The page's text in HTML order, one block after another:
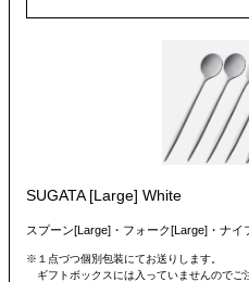
SUGATA [Large] White
スプーン[Large]・フォーク[Large]・ナ
１点づつ個別包装にてお送りします。
ギフトボックスには入っていませんのでご